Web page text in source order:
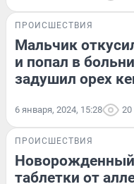
ПРОИСШЕСТВИЯ
Мальчик
и попал в
задушил орех
6 января, 2024, 15:28 20
ПРОИСШЕСТВИЯ
Новорожденный
таблетки от